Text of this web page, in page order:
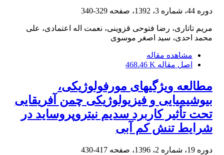
دوره 44، شماره 3، 1392، صفحه 329-340
مریم تاتاری، رضا فتوحی قزوینی، نعمت اله اعتمادی، علی
محمد احدی، سید اصغر موسوی
مشاهده مقاله
اصل مقاله 468.46 K
مطالعه ویژگی‏های مورفولوژیکی،
بیوشیمیایی و فیزیولوژیکی چمن آفریقایی
تحت تأثیر کاربرد سدیم نیتروپروساید در
شرایط تنش کم آبی
دوره 19، شماره 2، 1396، صفحه 417-430